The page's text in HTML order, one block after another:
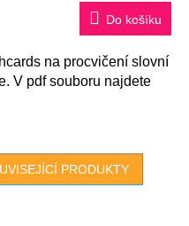
Do košíku
na procvičení slovní
V pdf souboru najdete
PRODUKTY